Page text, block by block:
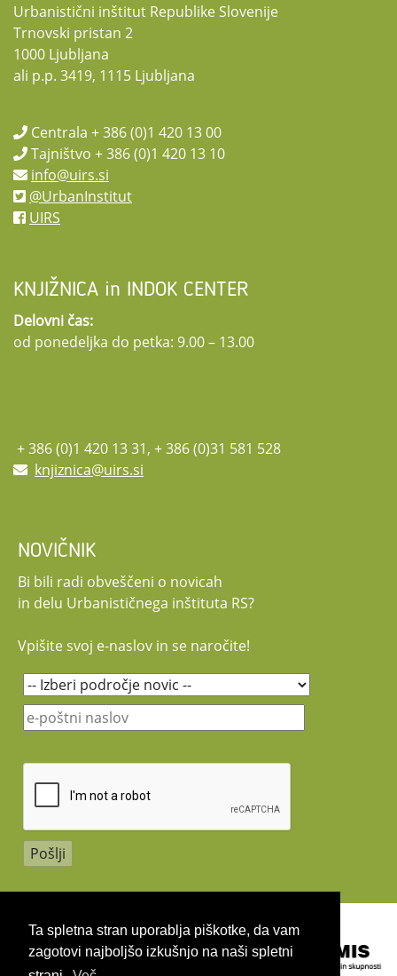
Ta spletna stran uporablja piškotke, da vam
zagotovi najboljšo izkušnjo na naši spletni
Urbanistični inštitut Republike Slovenije
Trnovski pristan 2
1000 Ljubljana
ali p.p. 3419, 1115 Ljubljana
Centrala + 386 (0)1 420 13 00
Tajništvo + 386 (0)1 420 13 10
info@uirs.si
@UrbanInstitut
UIRS
KNJIŽNICA in INDOK CENTER
Delovni čas:
od ponedeljka do petka: 9.00 – 13.00
+ 386 (0)1 420 13 31, + 386 (0)31 581 528
knjiznica@uirs.si
NOVIČNIK
Bi bili radi obveščeni o novicah
in delu Urbanističnega inštituta RS?
Vpišite svoj e-naslov in se naročite!